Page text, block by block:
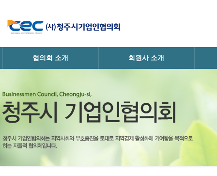
협의회 소개
· 협의회소개
· 조직
· 가입안내
· 찾아오시는길
회원사 소개